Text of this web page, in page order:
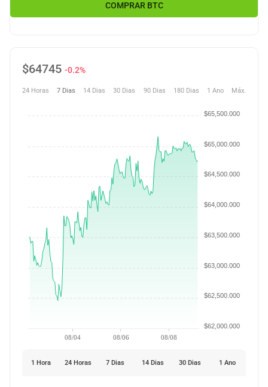
COMPRAR BTC
$64745 -0.2%
24 Horas 7 Dias 14 Dias 30 Dias 90 Dias 180 Dias 1 Ano Máx.
08/04 08/06 08/08
$62,000.000
$62,500.000
$63,000.000
$63,500.000
$64,000.000
$64,500.000
$65,000.000
$65,500.000
1 Hora 24 Horas 7 Dias 14 Dias 30 Dias 1 Ano